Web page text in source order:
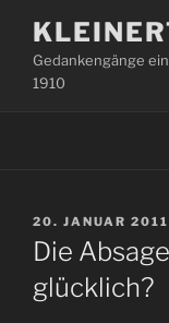
Inhalt
springenGedankengänge
1910
AM
20. JANUAR 2011
Die
glücklich?